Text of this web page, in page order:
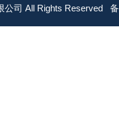
公司 All Rights Reserved